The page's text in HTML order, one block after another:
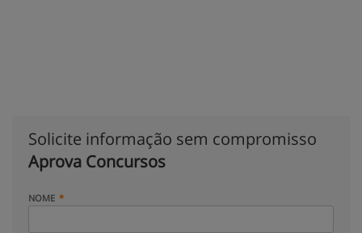
Solicite informação sem compromisso
Aprova Concursos
NOME